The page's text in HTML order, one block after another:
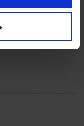
klienta? Firmę,
pracowników?
Twojemu